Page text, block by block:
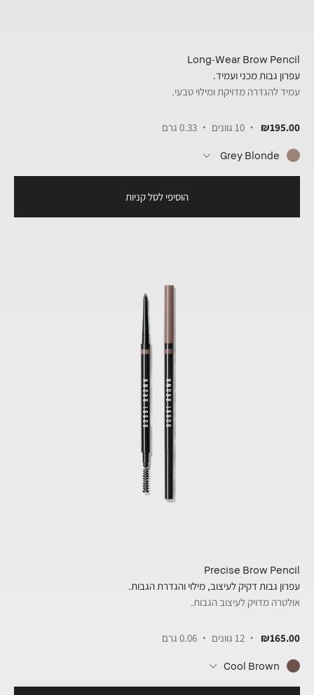
Long-Wear Brow Pencil
עפרון גבות מכני ועמיד.
עמיד להגדרה מדויקת ומילוי טבעי.
₪195.00 10 גוונים 0.33 גרם
Grey Blonde
הוסיפי לסל קניות
Precise Brow Pencil
עפרון גבות דקיק לעיצוב, מילוי והגדרת הגבות.
אולטרה מדויק לעיצוב הגבות.
₪165.00 12 גוונים 0.06 גרם
Cool Brown